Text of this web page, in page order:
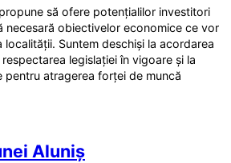
să ofere potențialilor investitori
necesară obiectivelor economice ce vor
Suntem deschiși la acordarea
legislației în vigoare și la
pentru atragerea forței de muncă
Aluniș